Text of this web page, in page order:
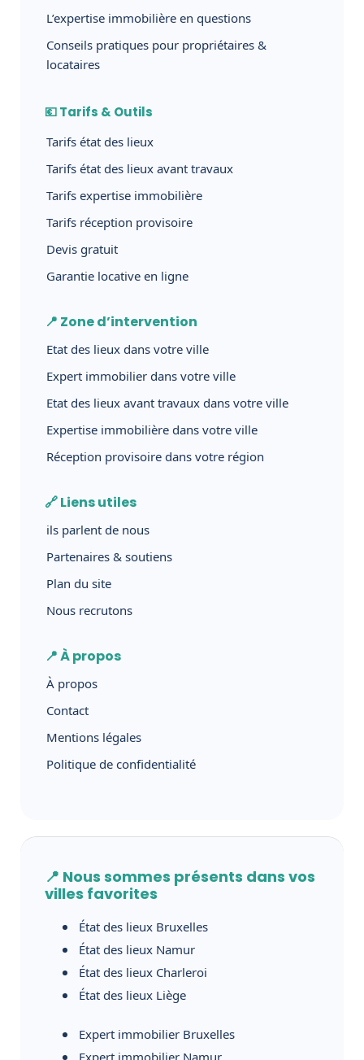
L’expertise immobilière en questions
Conseils pratiques pour propriétaires &
locataires
💶 Tarifs & Outils
Tarifs état des lieux
Tarifs état des lieux avant travaux
Tarifs expertise immobilière
Tarifs réception provisoire
Devis gratuit
Garantie locative en ligne
📍 Zone d’intervention
Etat des lieux dans votre ville
Expert immobilier dans votre ville
Etat des lieux avant travaux dans votre ville
Expertise immobilière dans votre ville
Réception provisoire dans votre région
🔗 Liens utiles
ils parlent de nous
Partenaires & soutiens
Plan du site
Nous recrutons
📍 À propos
À propos
Contact
Mentions légales
Politique de confidentialité
📍 Nous sommes présents dans vos
villes favorites
État des lieux Bruxelles
État des lieux Namur
État des lieux Charleroi
État des lieux Liège
Expert immobilier Bruxelles
Expert immobilier Namur